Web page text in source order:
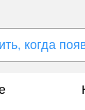
когда